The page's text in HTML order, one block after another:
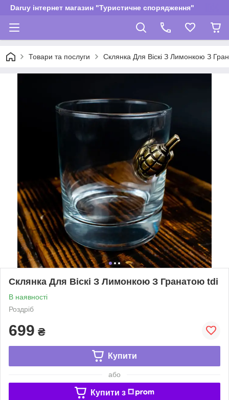
Daruy інтернет магазин "Туристичне спорядження"
Товари та послуги Склянка Для Віскі З Лимонкою З
Склянка Для Віскі З Лимонкою З Гранатою tdi
В наявності
Роздріб
699 ₴
Купити
або
Купити з